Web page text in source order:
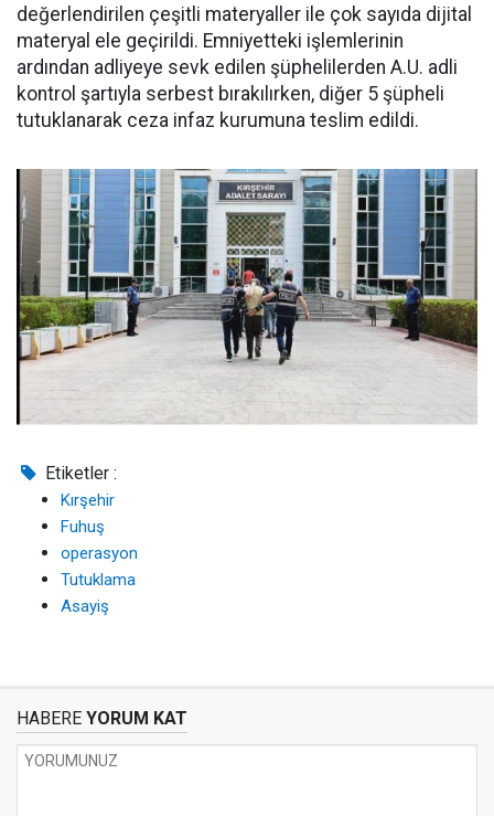
değerlendirilen çeşitli materyaller ile çok sayıda dijital
materyal ele geçirildi. Emniyetteki işlemlerinin
ardından adliyeye sevk edilen şüphelilerden A.U. adli
kontrol şartıyla serbest bırakılırken, diğer 5 şüpheli
tutuklanarak ceza infaz kurumuna teslim edildi.
Etiketler :
Kırşehir
Fuhuş
operasyon
Tutuklama
Asayiş
HABERE YORUM KAT